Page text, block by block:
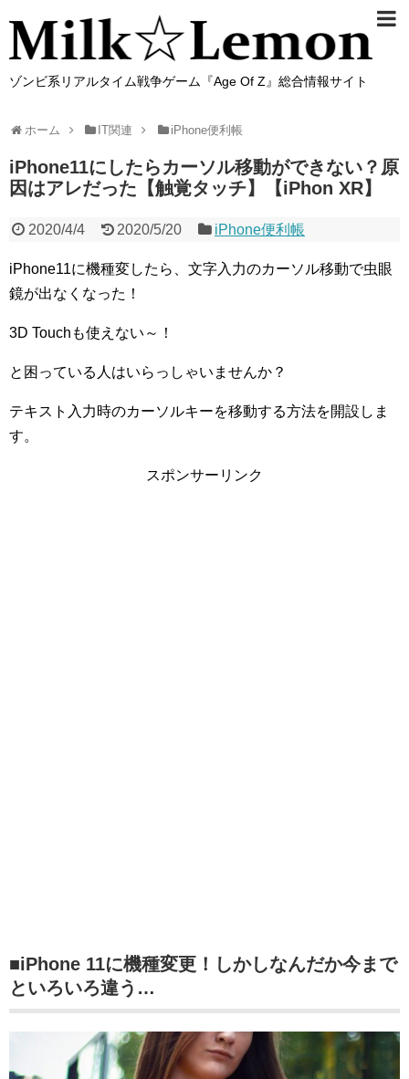
ゾンビ系リアルタイム戦争ゲーム『Age Of Z』総合情報サイト
ホーム IT関連 iPhone便利帳
iPhone11にしたらカーソル移動ができない？原
因はアレだった【触覚タッチ】【iPhon XR】
2020/4/4 2020/5/20 iPhone便利帳
iPhone11に機種変したら、文字入力のカーソル移動で虫眼
鏡が出なくなった！
3D Touchも使えない～！
と困っている人はいらっしゃいませんか？
テキスト入力時のカーソルキーを移動する方法を開設しま
す。
スポンサーリンク
■iPhone 11に機種変更！しかしなんだか今まで
といろいろ違う…